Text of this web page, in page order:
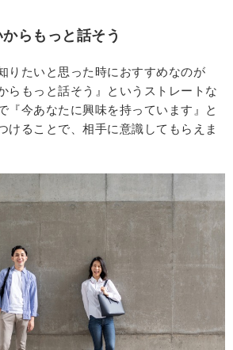
らもっと話そう
りたいと思った時におすすめなのが
らもっと話そう』というストレートな
『今あなたに興味を持っています』と
けることで、相手に意識してもらえま